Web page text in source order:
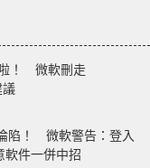
！ 微軟刪走
陷！ 微軟警告：登入
軟件一併中招